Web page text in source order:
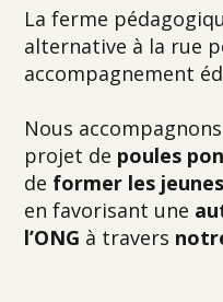
La ferme
alternative à la rue
accompagnement
Nous
projet de poules
de former les jeunes
en favorisant une
l’ONG à travers